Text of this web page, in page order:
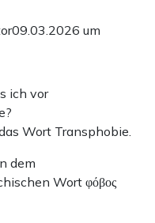
09.03.2026 um
ich vor
Wort Transphobie.
dem
Wort φόβος